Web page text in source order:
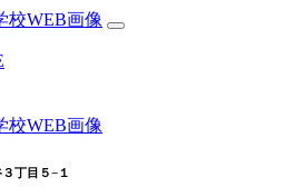
丁目５−１